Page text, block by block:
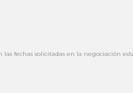
fechas solicitadas en la negociación